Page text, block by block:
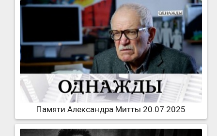
Памяти Александра Митты 20.07.2025